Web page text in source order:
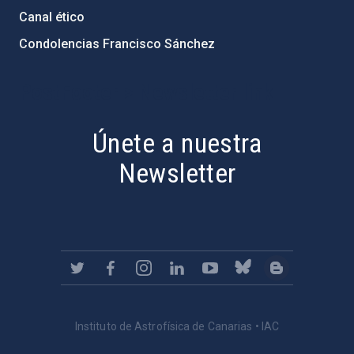
Canal ético
Condolencias Francisco Sánchez
Únete a nuestra
Newsletter
Instituto de Astrofísica de Canarias • IAC